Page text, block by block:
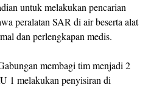
untuk melakukan pencarian
peralatan SAR di air beserta alat
dan perlengkapan medis.
membagi tim menjadi 2
1 melakukan penyisiran di